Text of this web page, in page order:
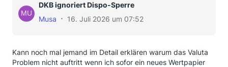
DKB ignoriert Dispo-Sperre
Musa
16. Juli 2026 um 07:52
Kann noch mal jemand im Detail erklären warum das Valuta
Problem nicht auftritt wenn ich sofor ein neues Wertpapier